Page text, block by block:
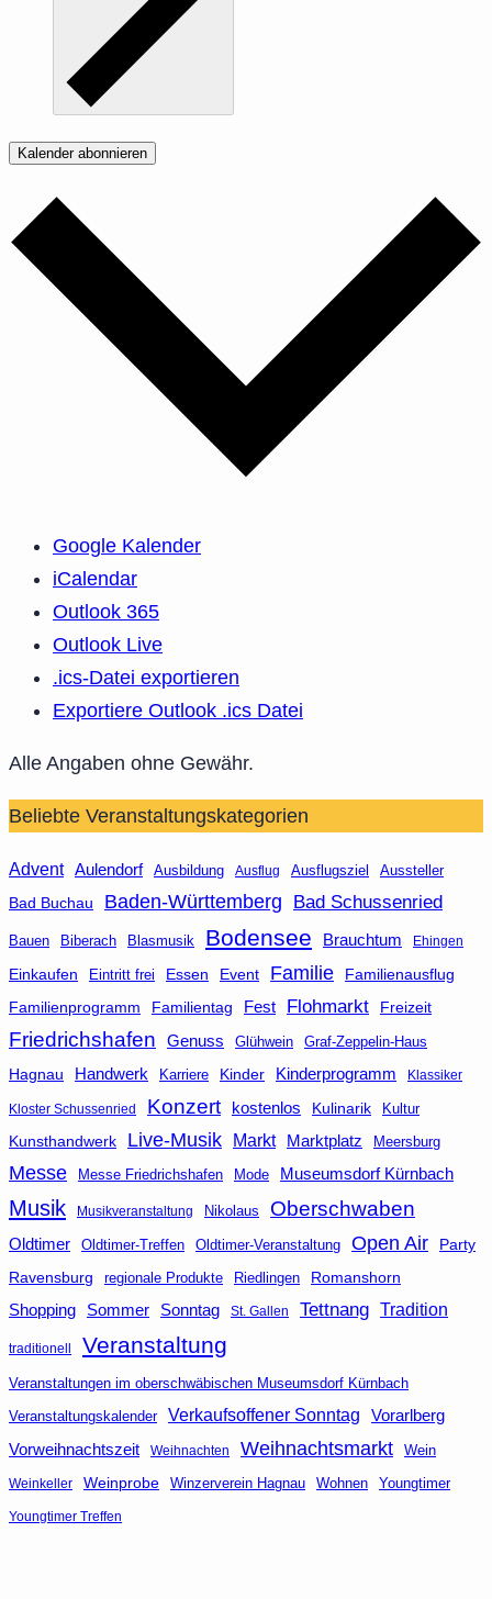
Kalender abonnieren
Google Kalender
iCalendar
Outlook 365
Outlook Live
.ics-Datei exportieren
Exportiere Outlook .ics Datei
Alle Angaben ohne Gewähr.
Beliebte Veranstaltungskategorien
Advent Aulendorf Ausbildung Ausflug Ausflugsziel
Aussteller
Bad Buchau
Baden-Württemberg Bad Schussenried
Bauen Biberach Blasmusik Bodensee Brauchtum Ehingen
Einkaufen Eintritt frei Essen Event Familie
Familienausflug
Familienprogramm
Familientag Fest Flohmarkt Freizeit
Friedrichshafen Genuss Glühwein Graf-Zeppelin-Haus
Hagnau Handwerk Karriere Kinder Kinderprogramm Klassiker
Kloster Schussenried Konzert kostenlos Kulinarik Kultur
Kunsthandwerk Live-Musik Markt Marktplatz Meersburg
Messe Messe Friedrichshafen Mode Museumsdorf Kürnbach
Musik Musikveranstaltung Nikolaus Oberschwaben
Oldtimer Oldtimer-Treffen Oldtimer-Veranstaltung Open Air Party
Ravensburg regionale Produkte Riedlingen Romanshorn
Shopping Sommer Sonntag St. Gallen Tettnang Tradition
traditionell Veranstaltung
Veranstaltungen im oberschwäbischen Museumsdorf Kürnbach
Veranstaltungskalender
Verkaufsoffener Sonntag Vorarlberg
Vorweihnachtszeit Weihnachten Weihnachtsmarkt Wein
Weinkeller Weinprobe Winzerverein Hagnau Wohnen Youngtimer
Youngtimer Treffen